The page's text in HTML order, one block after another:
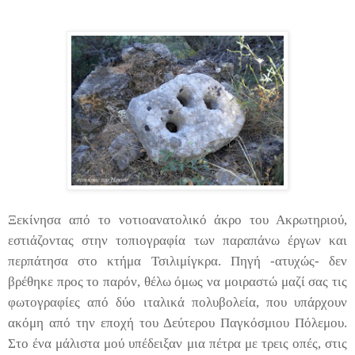
Ξεκίνησα από το νοτιοανατολικό άκρο του Ακρωτηριού,
εστιάζοντας στην τοπιογραφία των παραπάνω έργων και
περπάτησα στο κτήμα Τσιλιμίγκρα. Πηγή -ατυχώς- δεν
βρέθηκε προς το παρόν, θέλω όμως να μοιραστώ μαζί σας τις
φωτογραφίες από δύο ιταλικά πολυβολεία, που υπάρχουν
ακόμη από την εποχή του Δεύτερου Παγκόσμιου Πόλεμου.
Στο ένα μάλιστα μού υπέδειξαν μια πέτρα με τρεις οπές, στις